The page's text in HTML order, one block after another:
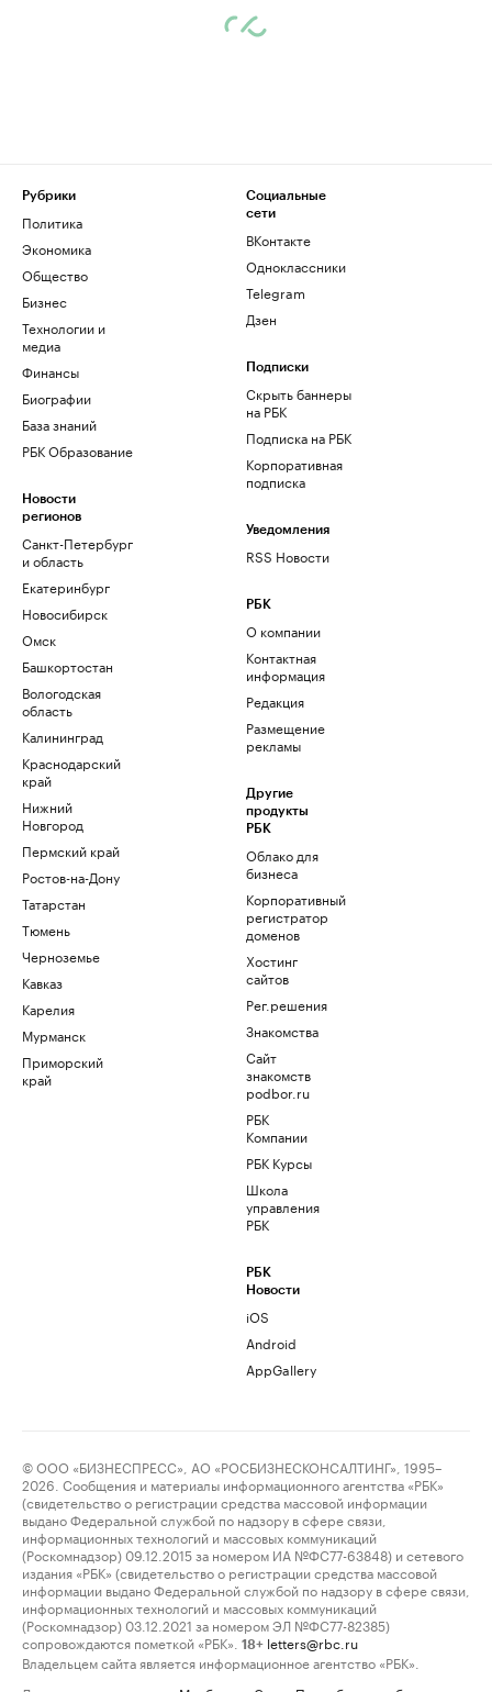
Рубрики
Политика
Экономика
Общество
Бизнес
Технологии и
медиа
Финансы
Биографии
База знаний
РБК Образование
Новости
регионов
Санкт-Петербург
и область
Екатеринбург
Новосибирск
Омск
Башкортостан
Вологодская
область
Калининград
Краснодарский
край
Нижний
Новгород
Пермский край
Ростов-на-Дону
Татарстан
Тюмень
Черноземье
Кавказ
Карелия
Мурманск
Приморский
край
Социальные
сети
ВКонтакте
Одноклассники
Telegram
Дзен
Подписки
Скрыть баннеры
на РБК
Подписка на РБК
Корпоративная
подписка
Уведомления
RSS Новости
РБК
О компании
Контактная
информация
Редакция
Размещение
рекламы
Другие
продукты
РБК
Облако для
бизнеса
Корпоративный
регистратор
доменов
Хостинг
сайтов
Рег.решения
Знакомства
Сайт
знакомств
podbor.ru
РБК
Компании
РБК Курсы
Школа
управления
РБК
РБК
Новости
iOS
Android
AppGallery
© ООО «БИЗНЕСПРЕСС», АО «РОСБИЗНЕСКОНСАЛТИНГ», 1995–
2026. Сообщения и материалы информационного агентства «РБК»
(свидетельство о регистрации средства массовой информации
выдано Федеральной службой по надзору в сфере связи,
информационных технологий и массовых коммуникаций
(Роскомнадзор) 09.12.2015 за номером ИА №ФС77-63848) и сетевого
издания «РБК» (свидетельство о регистрации средства массовой
информации выдано Федеральной службой по надзору в сфере связи,
информационных технологий и массовых коммуникаций
(Роскомнадзор) 03.12.2021 за номером ЭЛ №ФС77-82385)
сопровождаются пометкой «РБК».
18+ letters@rbc.ru
Владельцем сайта является информационное агентство «РБК».